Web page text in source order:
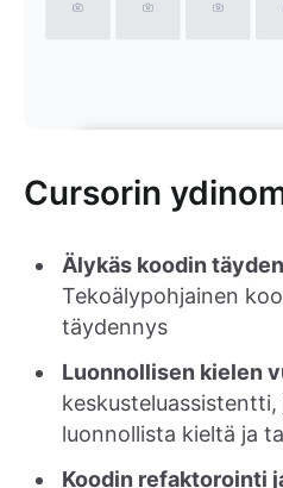
Cursorin
Älykäs koodin
Tekoälypohjainen
täydennys
Luonnollisen kielen
luonnollista kieltä ja
Koodin refaktorointi